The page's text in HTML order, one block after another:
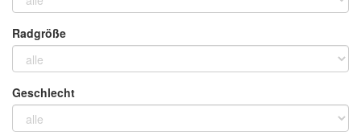
Radgröße
Geschlecht